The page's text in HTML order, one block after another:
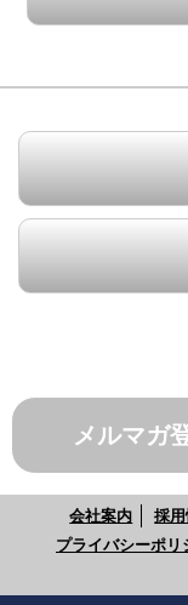
メルマガ
会社案内 採
プライバシーポリ